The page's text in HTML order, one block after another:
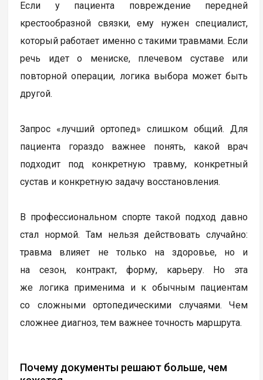
Если у пациента повреждение передней
крестообразной связки, ему нужен специалист,
который работает именно с такими травмами. Если
речь идет о мениске, плечевом суставе или
повторной операции, логика выбора может быть
другой.
Запрос «лучший ортопед» слишком общий. Для
пациента гораздо важнее понять, какой врач
подходит под конкретную травму, конкретный
сустав и конкретную задачу восстановления.
В профессиональном спорте такой подход давно
стал нормой. Там нельзя действовать случайно:
травма влияет не только на здоровье, но и
на сезон, контракт, форму, карьеру. Но эта
же логика применима и к обычным пациентам
со сложными ортопедическими случаями. Чем
сложнее диагноз, тем важнее точность маршрута.
Почему документы решают больше, чем